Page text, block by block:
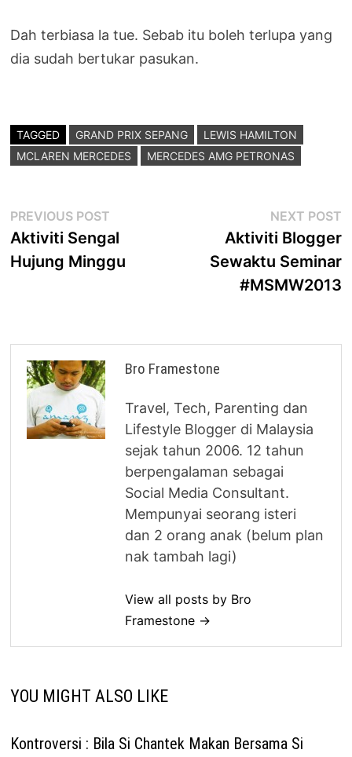
Dah terbiasa la tue. Sebab itu boleh terlupa yang
dia sudah bertukar pasukan.
TAGGED GRAND PRIX SEPANG
LEWIS HAMILTON
MCLAREN MERCEDES
MERCEDES AMG PETRONAS
Post
navigation
PREVIOUS POST
post:
Aktiviti Sengal
Hujung Minggu
NEXT POST
Aktiviti Blogger
Sewaktu Seminar
#MSMW2013
Bro Framestone
Travel, Tech, Parenting dan
Lifestyle Blogger di Malaysia
sejak tahun 2006. 12 tahun
berpengalaman sebagai
Social Media Consultant.
Mempunyai seorang isteri
dan 2 orang anak (belum plan
nak tambah lagi)
View all posts by Bro
Framestone →
YOU MIGHT ALSO LIKE
Kontroversi : Bila Si Chantek Makan Bersama Si